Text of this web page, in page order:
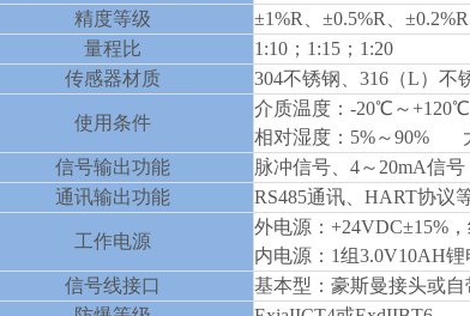
精度等级
±1%R、±0.5%R、
量程比
1:10；1:15；1:20
传感器材质
304不锈钢、316（L）不
使用条件
介质温度：-20℃～
相对湿度：5%～90%
信号输出功能
脉冲信号、4～20mA信号
通讯输出功能
RS485通讯、HART协议
工作电源
外电源：+24VDC±15%
内电源：1组3.0V10AH
信号线接口
基本型：豪斯曼接头或